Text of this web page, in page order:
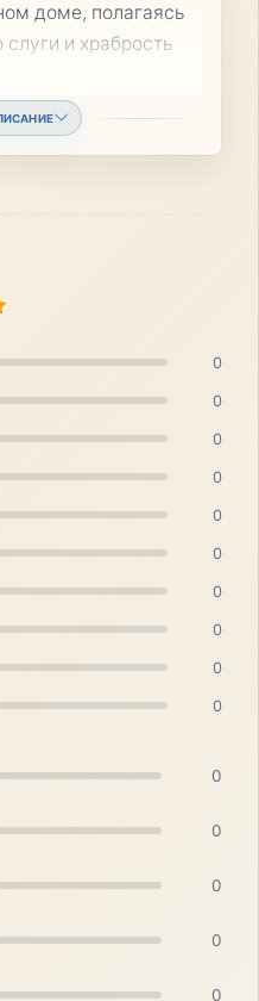
доме, полагаясь
и храбрость
0
0
0
0
0
0
0
0
0
0
0
0
0
0
0